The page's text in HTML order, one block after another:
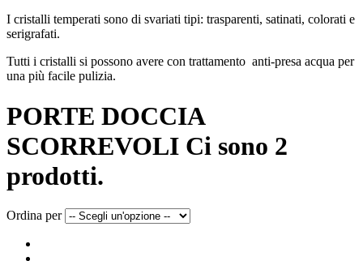
I cristalli temperati sono di svariati tipi: trasparenti, satinati, colorati e
serigrafati.
Tutti i cristalli si possono avere con trattamento anti-presa acqua per
una più facile pulizia.
PORTE DOCCIA
SCORREVOLI Ci sono 2
prodotti.
Ordina per